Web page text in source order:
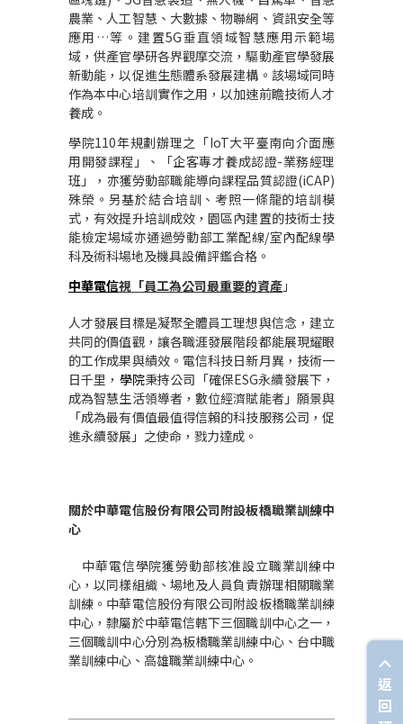
農業、人工智慧、大數據、物聯網、資訊安全等
應用…等。建置5G垂直領域智慧應用示範場
域，供產官學研各界觀摩交流，驅動產官學發展
新動能，以促進生態體系發展建構。該場域同時
作為本中心培訓實作之用，以加速前瞻技術人才
養成。
學院110年規劃辦理之「IoT大平臺南向介面應
用開發課程」、「企客專才養成認證-業務經理
班」，亦獲勞動部職能導向課程品質認證(iCAP)
殊榮。另基於結合培訓、考照一條龍的培訓模
式，有效提升培訓成效，園區內建置的技術士技
能檢定場域亦通過勞動部工業配線/室內配線學
科及術科場地及機具設備評鑑合格。
中華電信視「員工為公司最重要的資產 」
人才發展目標是凝聚全體員工理想與信念，建立
共同的價值觀，讓各職涯發展階段都能展現耀眼
的工作成果與績效。電信科技日新月異，技術一
日千里， 學院秉持公司「確保ESG永續發展下，
成為智慧生活領導者，數位經濟賦能者」願景與
「成為最有價值最值得信賴的科技服務公司，促
進永續發展」之使命，戮力達成。
關於中華電信股份有限公司附設板橋職業訓練中
心
中華電信學院獲勞動部核准設立職業訓練中
心，以同樣組織、場地及人員負責辦理相關職業
訓練。中華電信股份有限公司附設板橋職業訓練
中心，隸屬於中華電信轄下三個職訓中心之一，
三個職訓中心分別為板橋職業訓練中心、台中職
業訓練中心、高雄職業訓練中心。
返
回